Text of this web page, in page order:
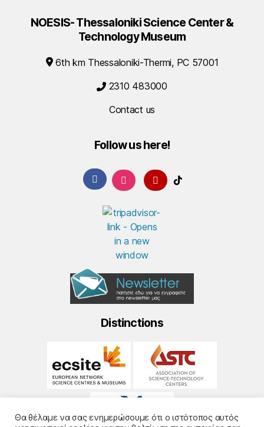
NOESIS- Thessaloniki Science Center &
Technology Museum
6th km Thessaloniki-Thermi, PC 57001
2310 483000
Contact us
Follow us here!
Distinctions
Θα θέλαμε να σας ενημερώσουμε ότι ο ιστότοπος αυτός